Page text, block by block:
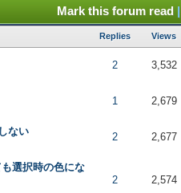
Mark this forum read |
Replies Views
2 3,532
1 2,679
ない 2 2,677
選択時の色にな
2 2,574